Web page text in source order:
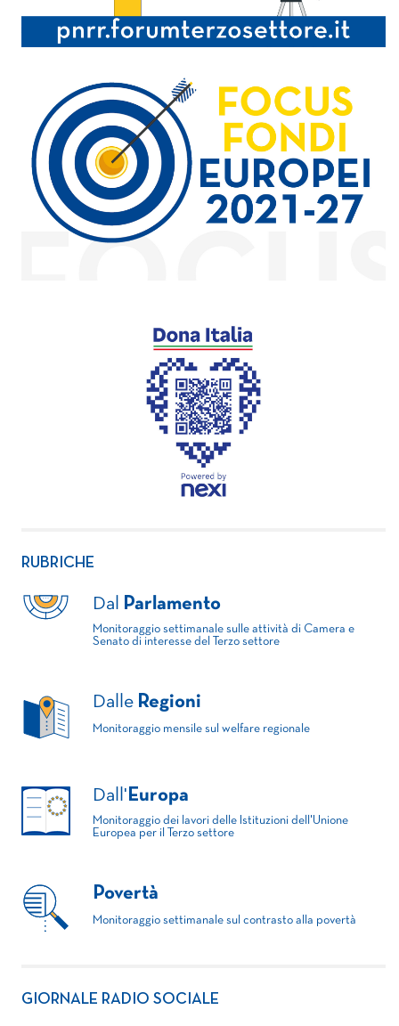
RUBRICHE
Dal Parlamento
Monitoraggio settimanale sulle attività di Camera e
Senato di interesse del Terzo settore
Dalle Regioni
Monitoraggio mensile sul welfare regionale
Dall' Europa
Monitoraggio dei lavori delle Istituzioni dell'Unione
Europea per il Terzo settore
Povertà
Monitoraggio settimanale sul contrasto alla povertà
GIORNALE RADIO SOCIALE